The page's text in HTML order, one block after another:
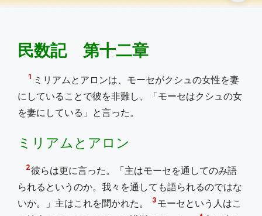
民数記 第十二章
1
ミリアムとアロンは、モーセがクシュの女性を妻
にしていることで彼を非難し、「モーセはクシュの女
を妻にしている」と言った。
ミリアムとアロン
2彼らは更に言った。「主はモーセを通してのみ語
られるというのか。我々を通しても語られるのではな
いか。」主はこれを聞かれた。
3 モーセという人はこ